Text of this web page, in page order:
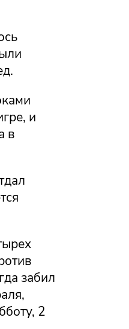
и
в
забил
2